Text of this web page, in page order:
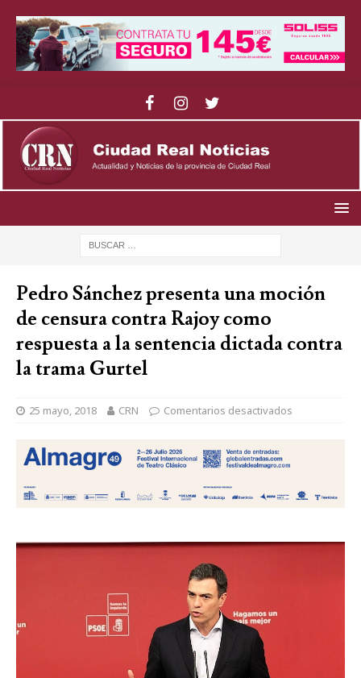
Pedro Sánchez presenta una moción
de censura contra Rajoy como
respuesta a la sentencia dictada contra
la trama Gurtel
25 mayo, 2018 CRN Comentarios desactivados